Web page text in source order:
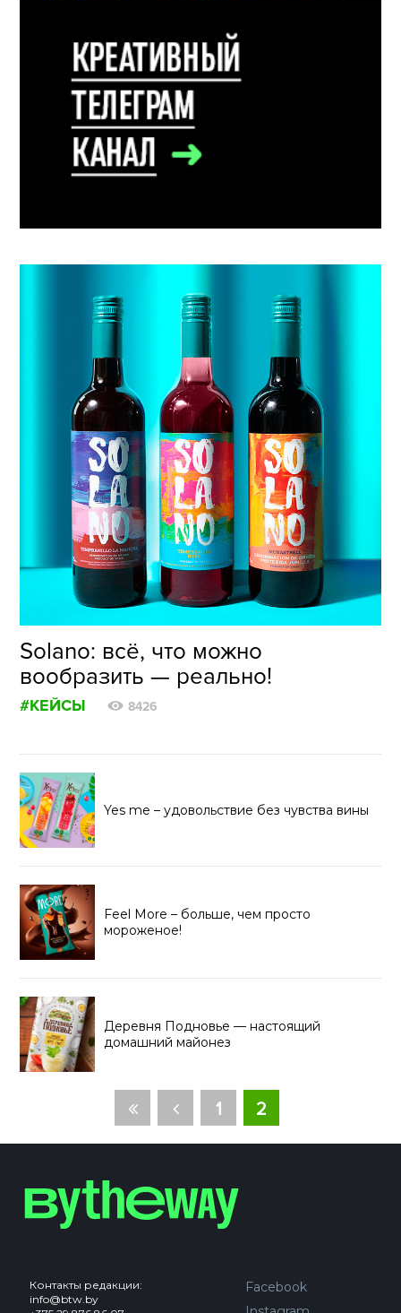
Solano: всё, что можно
вообразить — реально!
#КЕЙСЫ 8426
Yes me – удовольствие без чувства вины
Feel More – больше, чем просто
мороженое!
Деревня Подновье — настоящий
домашний майонез
1 2
Контакты редакции:
info@btw.by
Facebook